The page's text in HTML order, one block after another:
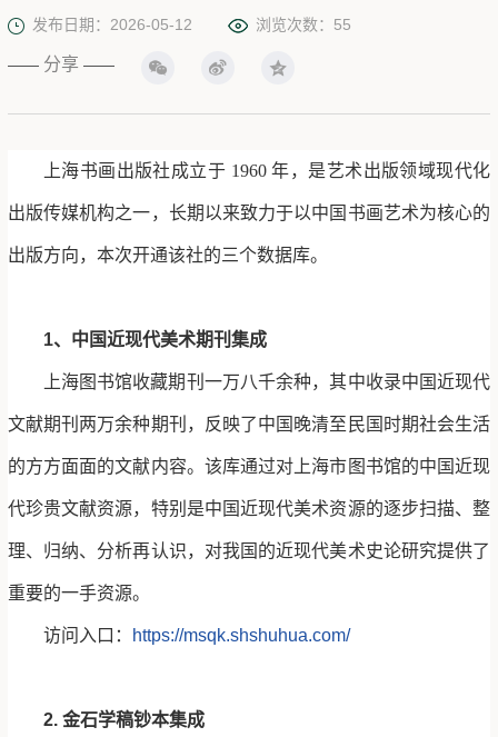
发布日期：2026-05-12 浏览次数： 55
—— 分享 ——
上海书画出版社成立于 1960 年，是艺术出版领域现代化
出版传媒机构之一，长期以来致力于以中国书画艺术为核心的
出版方向，本次开通该社的三个数据库。
1、中国近现代美术期刊集成
上海图书馆收藏期刊一万八千余种，其中收录中国近现代
文献期刊两万余种期刊，反映了中国晚清至民国时期社会生活
的方方面面的文献内容。该库通过对上海市图书馆的中国近现
代珍贵文献资源，特别是中国近现代美术资源的逐步扫描、整
理、归纳、分析再认识，对我国的近现代美术史论研究提供了
重要的一手资源。
访问入口： https://msqk.shshuhua.com/
2. 金石学稿钞本集成